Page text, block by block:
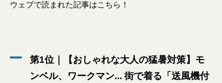
ウェブで読まれた記事はこちら！
第1位｜【おしゃれな大人の猛暑対策】モ
ンベル、ワークマン... 街で着る「送風機付